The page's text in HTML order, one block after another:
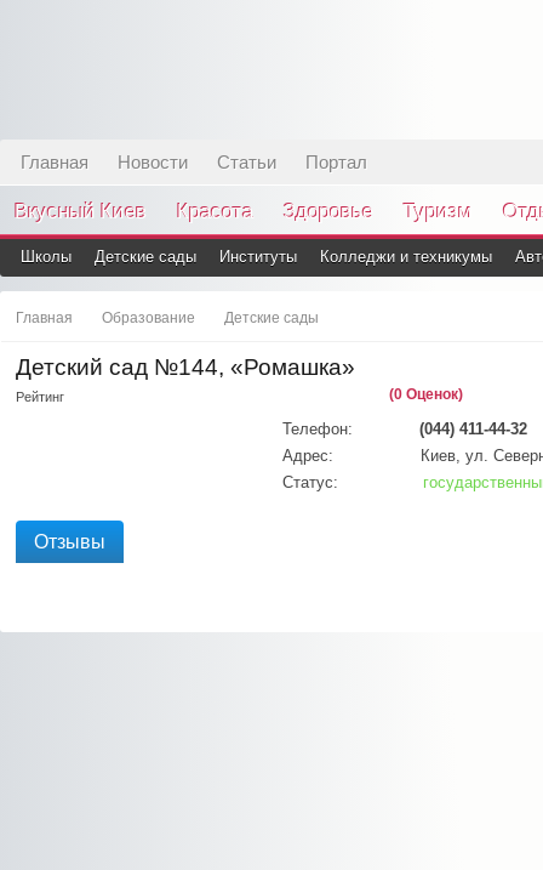
Главная Новости Статьи Портал
Вкусный Киев Красота Здоровье Туризм
Школы Детские сады Институты Колледжи и техникумы
Главная Образование Детские сады
Детский сад №144, «Ромашка»
Рейтинг (0 Оценок)
Телефон:
(044) 411-44-32
Адрес:
Киев, ул.
Статус:
Отзывы